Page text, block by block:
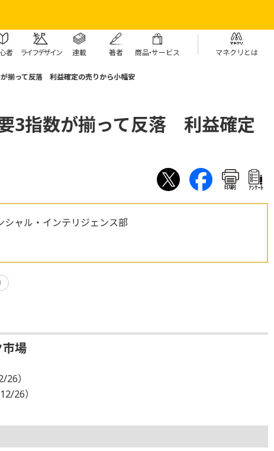
者 ライフデザイン 連載 著者 商品・サービス マネクリとは
が揃って反落 利益確定の売りから小幅安
要3指数が揃って反落 利益確定
印刷 ｱﾝｹｰﾄ
シャル・インテリジェンス部
市場
）
26）